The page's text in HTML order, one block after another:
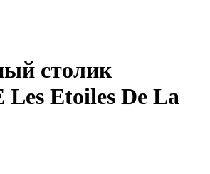
столик
Les Etoiles De La